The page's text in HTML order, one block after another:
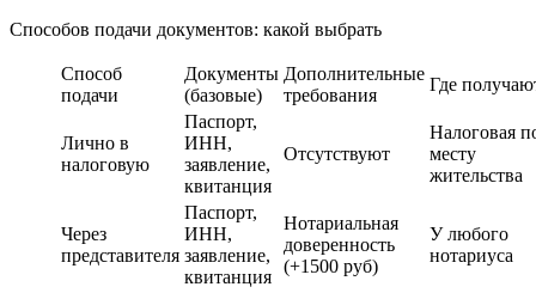
Способов подачи документов: какой выбрать
Способ
подачи
Документы
(базовые)
Дополнительные
требования
Где
Лично в
налоговую
Паспорт,
ИНН,
заявление,
квитанция
Отсутствуют
Налоговая
месту
жительства
Через
представителя
Паспорт,
ИНН,
заявление,
квитанция
Нотариальная
доверенность
(+1500 руб)
У любого
нотариуса